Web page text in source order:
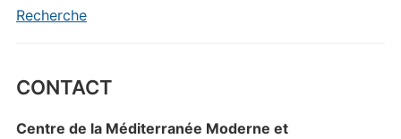
Recherche
CONTACT
Centre de la Méditerranée Moderne et